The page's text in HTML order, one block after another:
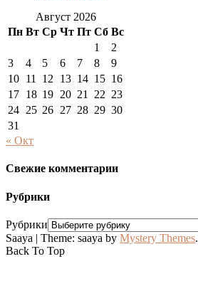
Август 2026
Пн Вт Ср Чт Пт Сб Вс
1
2
3
4 5 6 7 8
9
10 11 12 13 14 15 16
17 18 19 20 21 22 23
24 25 26 27 28 29 30
31
« Окт
Свежие комментарии
Рубрики
Рубрики
Saaya | Theme: saaya by Mystery Themes.
Back To Top